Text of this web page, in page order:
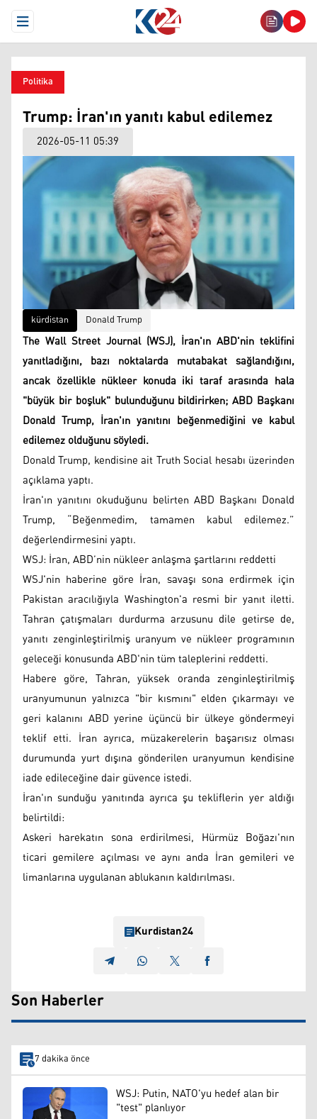
Open Menu
Politika
Trump: İran'ın yanıtı kabul edilemez
2026-05-11 05:39
kürdistan Donald Trump
The Wall Street Journal (WSJ), İran'ın ABD'nin teklifini
yanıtladığını, bazı noktalarda mutabakat sağlandığını,
ancak özellikle nükleer konuda iki taraf arasında hala
"büyük bir boşluk" bulunduğunu bildirirken; ABD Başkanı
Donald Trump, İran'ın yanıtını beğenmediğini ve kabul
edilemez olduğunu söyledi.
Donald Trump, kendisine ait Truth Social hesabı üzerinden
açıklama yaptı.
İran'ın yanıtını okuduğunu belirten ABD Başkanı Donald
Trump, “Beğenmedim, tamamen kabul edilemez.”
değerlendirmesini yaptı.
WSJ: İran, ABD’nin nükleer anlaşma şartlarını reddetti
WSJ'nin haberine göre İran, savaşı sona erdirmek için
Pakistan aracılığıyla Washington'a resmi bir yanıt iletti.
Tahran çatışmaları durdurma arzusunu dile getirse de,
yanıtı zenginleştirilmiş uranyum ve nükleer programının
geleceği konusunda ABD'nin tüm taleplerini reddetti.
Habere göre, Tahran, yüksek oranda zenginleştirilmiş
uranyumunun yalnızca "bir kısmını" elden çıkarmayı ve
geri kalanını ABD yerine üçüncü bir ülkeye göndermeyi
teklif etti. İran ayrıca, müzakerelerin başarısız olması
durumunda yurt dışına gönderilen uranyumun kendisine
iade edileceğine dair güvence istedi.
İran'ın sunduğu yanıtında ayrıca şu tekliflerin yer aldığı
belirtildi:
Askeri harekatın sona erdirilmesi, Hürmüz Boğazı'nın
ticari gemilere açılması ve aynı anda İran gemileri ve
limanlarına uygulanan ablukanın kaldırılması.
Kurdistan24
Son Haberler
7 dakika önce
WSJ: Putin, NATO'yu hedef alan bir
"test" planlıyor